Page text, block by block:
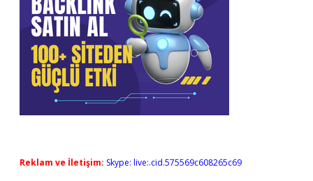
Reklam ve İletişim: Skype: live:.cid.575569c608265c69